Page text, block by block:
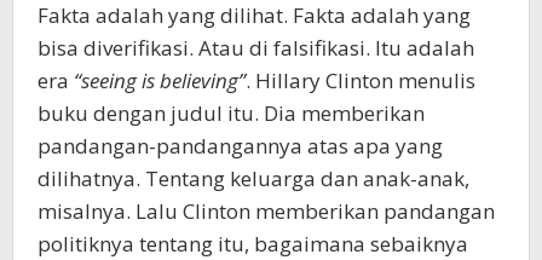
Fakta adalah yang dilihat. Fakta adalah yang
bisa diverifikasi. Atau di falsifikasi. Itu adalah
era “seeing is believing”. Hillary Clinton menulis
buku dengan judul itu. Dia memberikan
pandangan-pandangannya atas apa yang
dilihatnya. Tentang keluarga dan anak-anak,
misalnya. Lalu Clinton memberikan pandangan
politiknya tentang itu, bagaimana sebaiknya